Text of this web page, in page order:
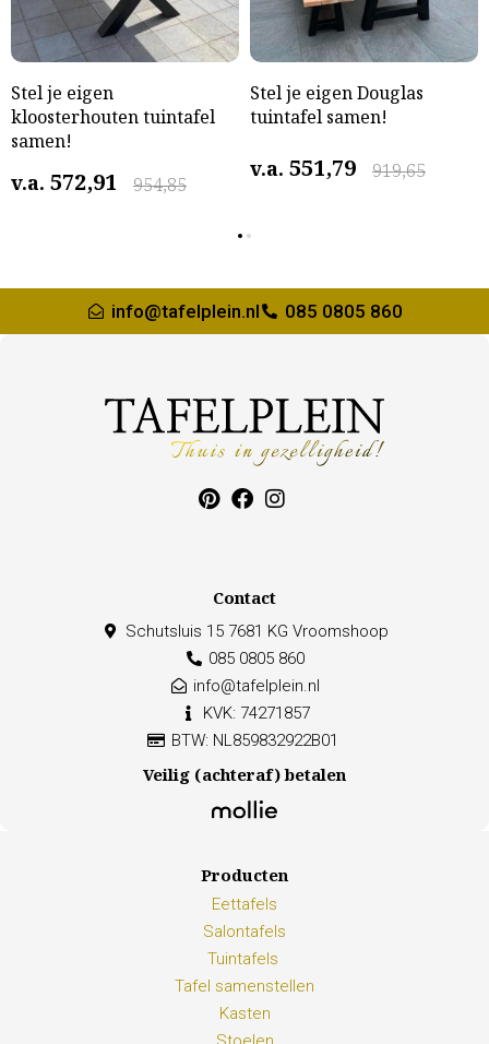
Stel je eigen
kloosterhouten tuintafel
samen!
v.a. 954,85
572,91
Stel je eigen Douglas
tuintafel samen!
v.a. 919,65
551,79
info@tafelplein.nl 085 0805 860
Contact
Schutsluis 15 7681 KG Vroomshoop
085 0805 860
info@tafelplein.nl
KVK: 74271857
BTW: NL859832922B01
Veilig (achteraf) betalen
Producten
Eettafels
Salontafels
Tuintafels
Tafel samenstellen
Kasten